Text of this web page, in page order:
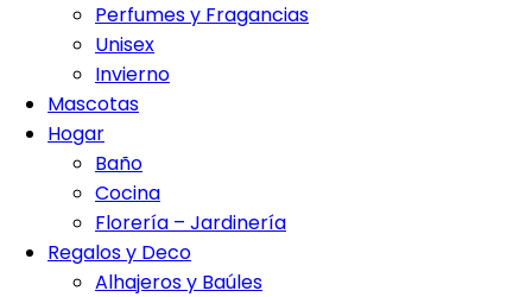
Perfumes y Fragancias
Unisex
Invierno
Mascotas
Hogar
Baño
Cocina
Florería – Jardinería
Regalos y Deco
Alhajeros y Baúles